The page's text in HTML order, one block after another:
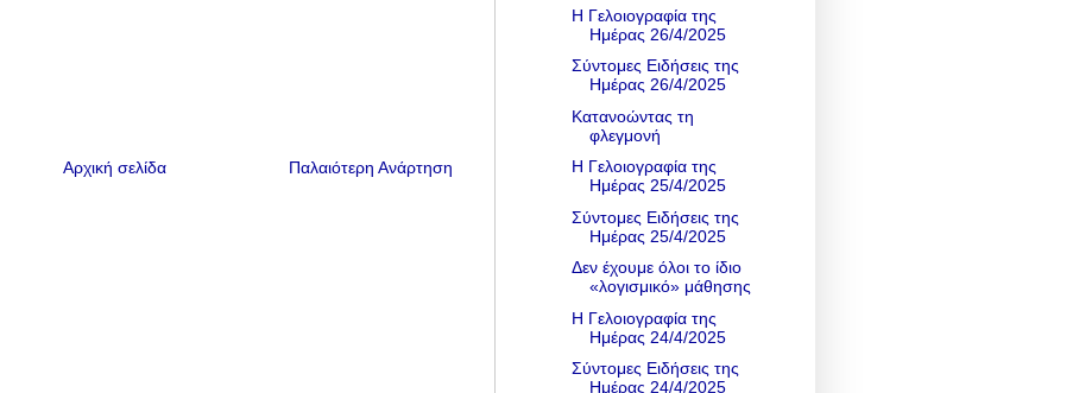
Παλαιότερη Ανάρτηση
Αρχική σελίδα
Η Γελοιογραφία της
Ημέρας 26/4/2025
Σύντομες Ειδήσεις της
Ημέρας 26/4/2025
Κατανοώντας τη
φλεγμονή
Η Γελοιογραφία της
Ημέρας 25/4/2025
Σύντομες Ειδήσεις της
Ημέρας 25/4/2025
Δεν έχουμε όλοι το ίδιο
«λογισμικό» μάθησης
Η Γελοιογραφία της
Ημέρας 24/4/2025
Σύντομες Ειδήσεις της
Ημέρας 24/4/2025